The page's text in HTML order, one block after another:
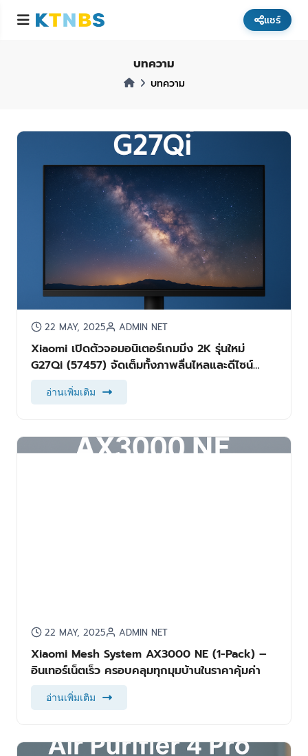
แชร์
บทความ
บทความ
22 MAY, 2025 ADMIN NET
Xiaomi เปิดตัวจอมอนิเตอร์เกมมิ่ง 2K รุ่นใหม่
G27Qi (57457) จัดเต็มทั้งภาพลื่นไหลและดีไซน์
พรีเมียม ในราคาจับต้องได้
อ่านเพิ่มเติม
22 MAY, 2025 ADMIN NET
Xiaomi Mesh System AX3000 NE (1-Pack) –
อินเทอร์เน็ตเร็ว ครอบคลุมทุกมุมบ้านในราคาคุ้มค่า
อ่านเพิ่มเติม